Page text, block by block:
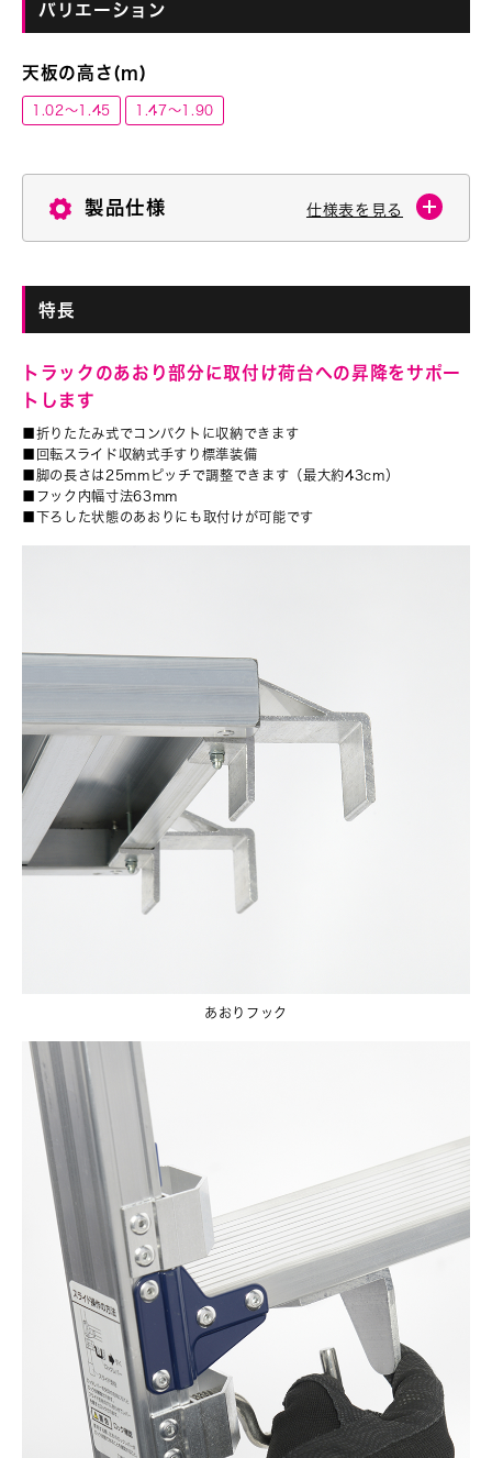
バリエーション
天板の高さ(ｍ)
1.02～1.45 1.47～1.90
製品仕様 仕様表を見る
特長
トラックのあおり部分に取付け荷台への昇降をサポー
トします
■折りたたみ式でコンパクトに収納できます
■回転スライド収納式手すり標準装備
■脚の長さは25mmピッチで調整できます（最大約43cm）
■フック内幅寸法63mm
■下ろした状態のあおりにも取付けが可能です
あおりフック